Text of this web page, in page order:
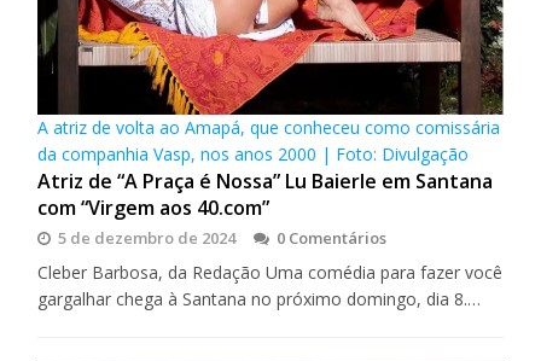
A atriz de volta ao Amapá, que conheceu como comissária
da companhia Vasp, nos anos 2000 | Foto: Divulgação
Atriz de “A Praça é Nossa” Lu Baierle em Santana
com “Virgem aos 40.com”
5 de dezembro de 2024 0 Comentários
Cleber Barbosa, da Redação Uma comédia para fazer você
gargalhar chega à Santana no próximo domingo, dia 8.…